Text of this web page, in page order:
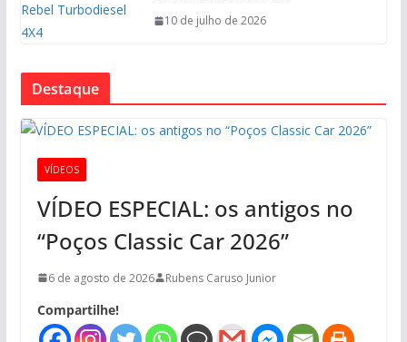
10 de julho de 2026
Destaque
VÍDEOS
VÍDEO ESPECIAL: os antigos no
“Poços Classic Car 2026”
6 de agosto de 2026 Rubens Caruso Junior
Compartilhe!